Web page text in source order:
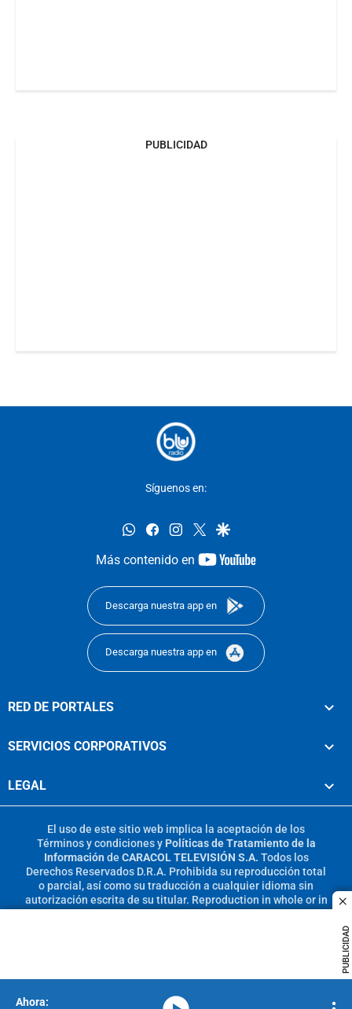
PUBLICIDAD
PUBLICIDAD
Síguenos en:
whatsappfacebookinstagram
twittergoogle
Más contenido en
youtube-
Descarga nuestra app en
Descarga nuestra app en
RED DE PORTALES
SERVICIOS CORPORATIVOS
LEGAL
El uso de este sitio web implica la aceptación de los
Términos y condicionesy Políticas de Tratamiento de la
Información de CARACOL TELEVISIÓN S.A. Todos los
Derechos Reservados D.R.A. Prohibida su reproducción total
o parcial, así como su traducción a cualquier idioma sin
autorización escrita de su titular. Reproduction in whole or in